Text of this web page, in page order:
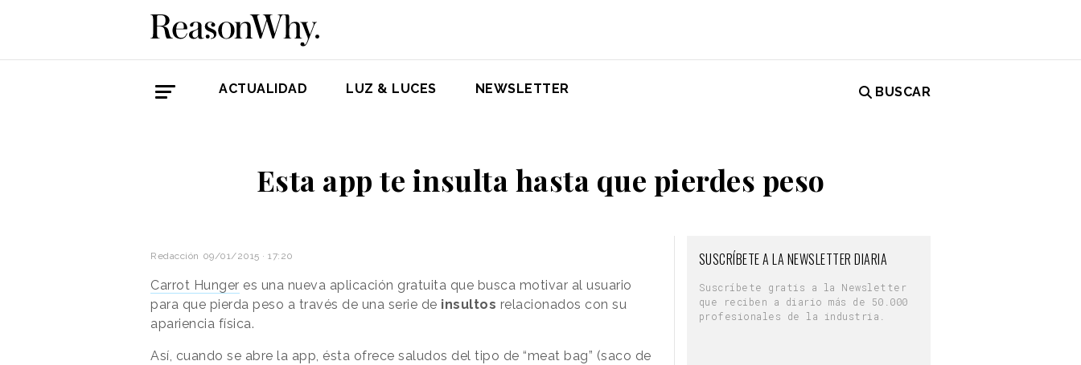
ACTUALIDAD LUZ & LUCES NEWSLETTER BUSCAR
Esta app te insulta hasta que pierdes peso
Redacción 09/01/2015 · 17:20
Carrot Hunger es una nueva aplicación gratuita que busca motivar al usuario
para que pierda peso a través de una serie de insultos relacionados con su
apariencia física.
Así, cuando se abre la app, ésta ofrece saludos del tipo de “meat bag” (saco de
SUSCRÍBETE A LA NEWSLETTER DIARIA
Suscríbete gratis a la Newsletter
que reciben a diario más de 50.000
profesionales de la industria.